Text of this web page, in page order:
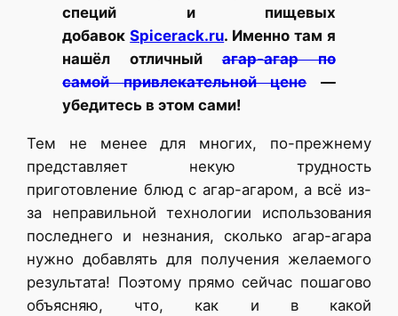
специй и пищевых
добавокSpicerack.ru. Именно там я
нашёл отличныйагар-агар по
самой привлекательной цене—
убедитесь в этом сами!
Тем не менее для многих, по-прежнему
представляет некую трудность
приготовление блюд с агар-агаром, а всё из-
за неправильной технологии использования
последнего и незнания, сколько агар-агара
нужно добавлять для получения желаемого
результата! Поэтому прямо сейчас пошагово
объясняю, что, как и в какой